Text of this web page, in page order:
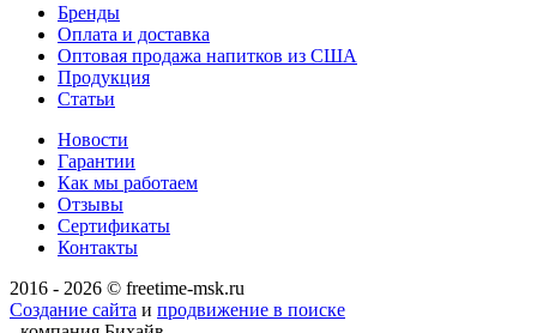
Бренды
Оплата и доставка
Оптовая продажа напитков из США
Продукция
Статьи
Новости
Гарантии
Как мы работаем
Отзывы
Сертификаты
Контакты
2016 - 2026 © freetime-msk.ru
Создание сайта и продвижение в поиске